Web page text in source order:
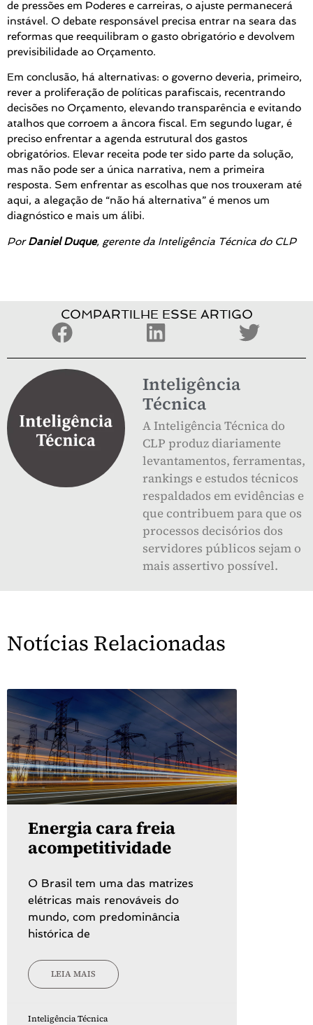
de pressões em Poderes e carreiras, o ajuste permanecerá
instável. O debate responsável precisa entrar na seara das
reformas que reequilibram o gasto obrigatório e devolvem
previsibilidade ao Orçamento.
Em conclusão, há alternativas: o governo deveria, primeiro,
rever a proliferação de políticas parafiscais, recentrando
decisões no Orçamento, elevando transparência e evitando
atalhos que corroem a âncora fiscal. Em segundo lugar, é
preciso enfrentar a agenda estrutural dos gastos
obrigatórios. Elevar receita pode ter sido parte da solução,
mas não pode ser a única narrativa, nem a primeira
resposta. Sem enfrentar as escolhas que nos trouxeram até
aqui, a alegação de “não há alternativa” é menos um
diagnóstico e mais um álibi.
PorDaniel Duque, gerente da Inteligência Técnica do CLP
COMPARTILHE ESSE ARTIGO
Inteligência
Técnica
A Inteligência Técnica do
CLP produz diariamente
levantamentos, ferramentas,
rankings e estudos técnicos
respaldados em evidências e
que contribuem para que os
processos decisórios dos
servidores públicos sejam o
mais assertivo possível.
Notícias Relacionadas
Energia cara freia
acompetitividade
O Brasil tem uma das matrizes
elétricas mais renováveis do
mundo, com predominância
histórica de
LEIA MAIS
Inteligência Técnica